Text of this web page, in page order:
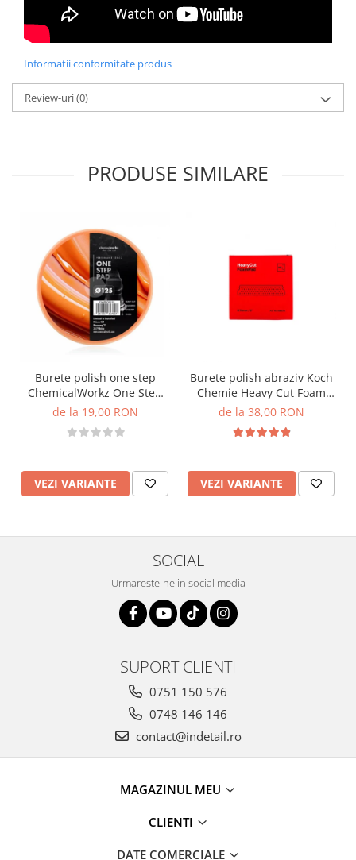
Informatii conformitate produs
Review-uri(0)
PRODUSE SIMILARE
Burete polish one step
ChemicalWorkz One Step
Pad, portocaliu
de la 19,00 RON
VEZI VARIANTE
Burete polish abraziv Koch
Chemie Heavy Cut Foam
Pad, rosu
de la 38,00 RON
VEZI VARIANTE
SOCIAL
Urmareste-ne in social media
SUPORT CLIENTI
0751 150 576
0748 146 146
contact@indetail.ro
MAGAZINUL MEU
CLIENTI
DATE COMERCIALE